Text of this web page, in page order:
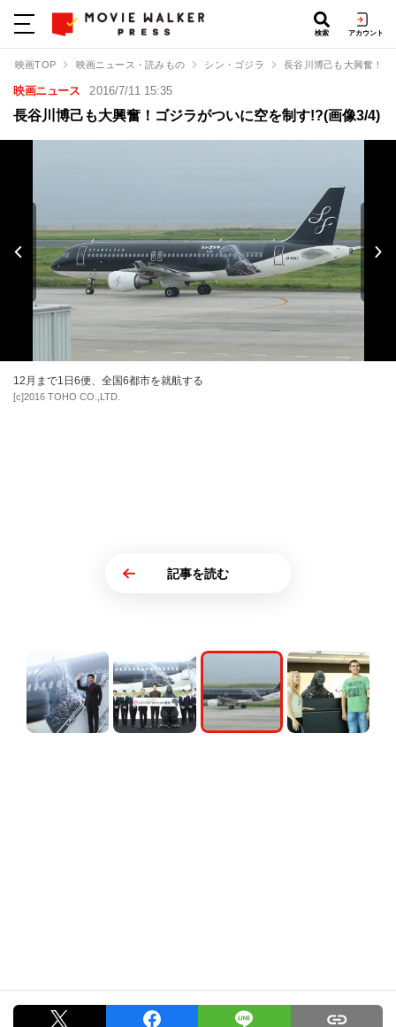
検索 アカウント
映画TOP 映画ニュース・読みもの シン・ゴジラ 長谷川博己も大興奮！
映画ニュース 2016/7/11 15:35
長谷川博己も大興奮！ゴジラがついに空を制す!?(画像3/4)
12月まで1日6便、全国6都市を就航する
[c]2016 TOHO CO.,LTD.
記事を読む